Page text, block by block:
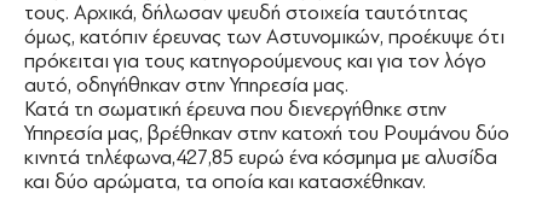
τους. Αρχικά, δήλωσαν ψευδή στοιχεία ταυτότητας
όμως, κατόπιν έρευνας των Αστυνομικών, προέκυψε ότι
πρόκειται για τους κατηγορούμενους και για τον λόγο
αυτό, οδηγήθηκαν στην Υπηρεσία μας.
Κατά τη σωματική έρευνα που διενεργήθηκε στην
Υπηρεσία μας, βρέθηκαν στην κατοχή του Ρουμάνου δύο
κινητά τηλέφωνα,427,85 ευρώ ένα κόσμημα με αλυσίδα
και δύο αρώματα, τα οποία και κατασχέθηκαν.